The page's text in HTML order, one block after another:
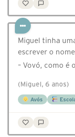
Miguel tinha
escrever o
– Vovó, como é
(Miguel, 6 anos)
Avós